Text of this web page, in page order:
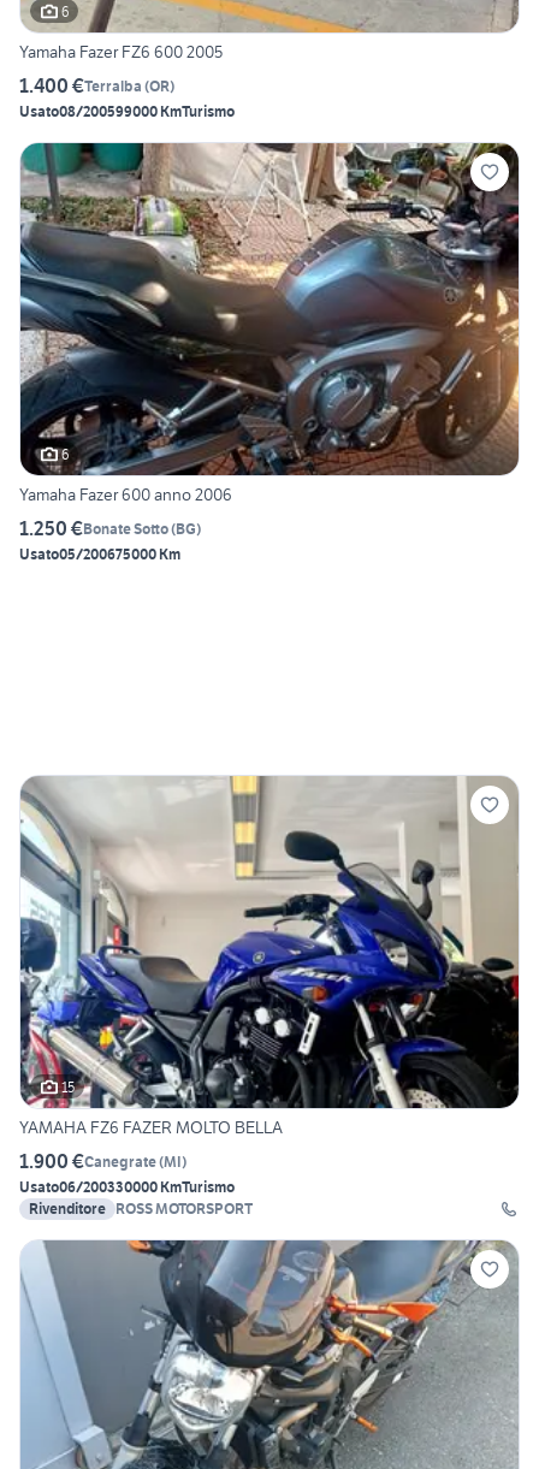
6
Yamaha Fazer FZ6 600 2005
1.400 €Terralba (OR)
Usato08/200599000 KmTurismo
6
Yamaha Fazer 600 anno 2006
1.250 €Bonate Sotto(BG)
Usato05/200675000 Km
15
YAMAHA FZ6 FAZER MOLTO BELLA
1.900 €Canegrate(MI)
Usato06/200330000 KmTurismo
Rivenditore ROSS MOTORSPORT